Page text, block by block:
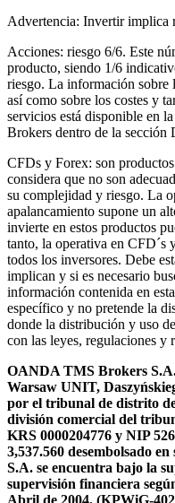
Advertencia: Invertir implica
Acciones: riesgo 6/6. Este
producto, siendo 1/6
riesgo. La información sobre
así como sobre los costes y
servicios está disponible en
Brokers dentro de la sección
CFDs y Forex: son
considera que no son
su complejidad y riesgo. La
apalancamiento supone un
invierte en estos productos
tanto, la operativa en CFD´s
todos los inversores. Debe
implican y si es necesario
información contenida en
específico y no pretende la
donde la distribución y uso
con las leyes, regulaciones y
OANDA TMS Brokers
Warsaw UNIT,
por el tribunal de distrito
división comercial del
KRS 0000204776 y NIP
3,537.560 desembolsado
S.A. se encuentra bajo la
supervisión financiera